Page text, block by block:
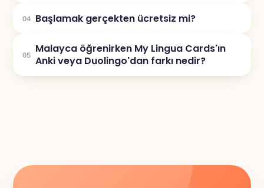
04 Başlamak gerçekten ücretsiz mi?
05 Malayca öğrenirken My Lingua Cards'ın
Anki veya Duolingo'dan farkı nedir?